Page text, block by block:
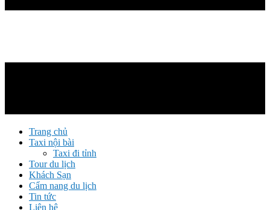
Trang chủ
Taxi nội bài
Taxi đi tỉnh
Tour du lịch
Khách Sạn
Cẩm nang du lịch
Tin tức
Liên hệ